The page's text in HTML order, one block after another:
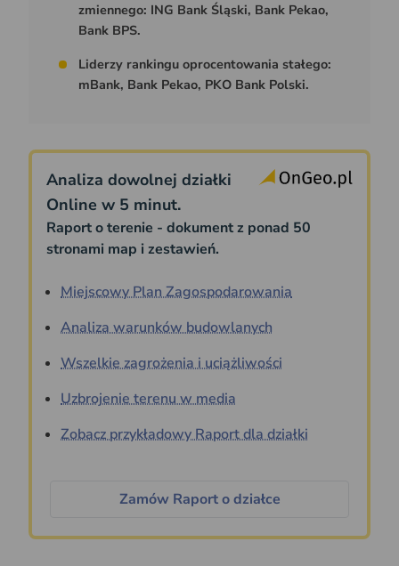
zmiennego: ING Bank Śląski, Bank Pekao,
Bank BPS.
Liderzy rankingu oprocentowania stałego:
mBank, Bank Pekao, PKO Bank Polski.
Analiza dowolnej działki
Online w 5 minut.
Raport o terenie - dokument z ponad 50
stronami map i zestawień.
Miejscowy Plan Zagospodarowania
Analiza warunków budowlanych
Wszelkie zagrożenia i uciążliwości
Uzbrojenie terenu w media
Zobacz przykładowy Raport dla działki
Zamów Raport o działce